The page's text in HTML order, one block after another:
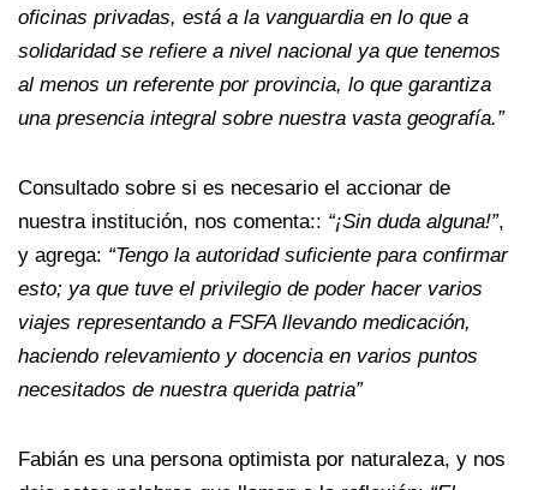
oficinas privadas, está a la vanguardia en lo que a
solidaridad se refiere a nivel nacional ya que tenemos
al menos un referente por provincia, lo que garantiza
una presencia integral sobre nuestra vasta geografía.”
Consultado sobre si es necesario el accionar de
nuestra institución, nos comenta:: “¡Sin duda alguna!”,
y agrega: “Tengo la autoridad suficiente para confirmar
esto; ya que tuve el privilegio de poder hacer varios
viajes representando a FSFA llevando medicación,
haciendo relevamiento y docencia en varios puntos
necesitados de nuestra querida patria”
Fabián es una persona optimista por naturaleza, y nos